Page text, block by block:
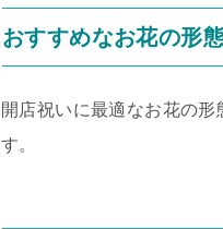
おすすめなお花の形
開店祝いに最適なお花の形
す。